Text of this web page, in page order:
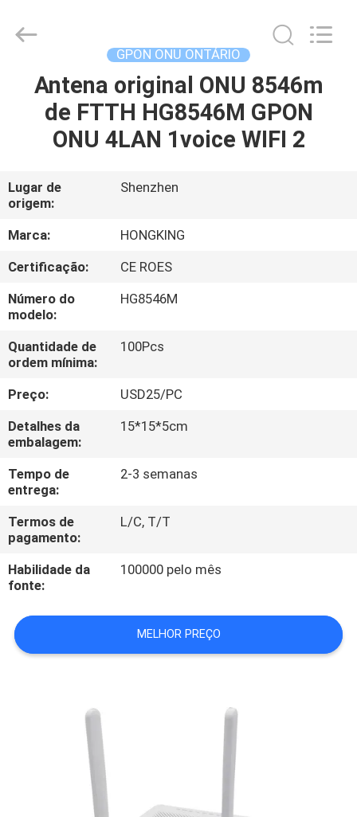
CASA
PRODUTOS
SOBRE
NÓS
EXCURSÃO
DA
FÁBRICA
CONTROLE
DA
QUALIDADE
CONTACTE-
NOS
PEÇA
UMAS
MAPA
PRIVACY
LIMITED.
GPON ONU ONTÁRIO
Antena original ONU 8546m
de FTTH HG8546M GPON
ONU 4LAN 1voice WIFI 2
Lugar de
origem:
Shenzhen
Marca:
HONGKING
Certificação:
CE ROES
Número do
modelo:
HG8546M
Quantidade de
ordem mínima:
100Pcs
Preço:
USD25/PC
Detalhes da
embalagem:
15*15*5cm
Tempo de
entrega:
2-3 semanas
Termos de
pagamento:
L/C, T/T
Habilidade da
fonte:
100000 pelo mês
MELHOR PREÇO